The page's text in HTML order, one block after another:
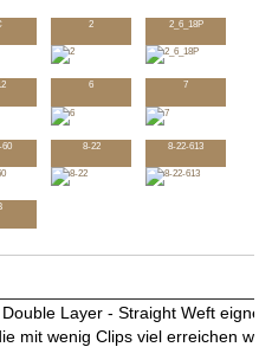
2 2_6_18P
6 7
60 8-22 8-22-613
Layer - Straight Weft eignet
mit wenig Clips viel erreichen